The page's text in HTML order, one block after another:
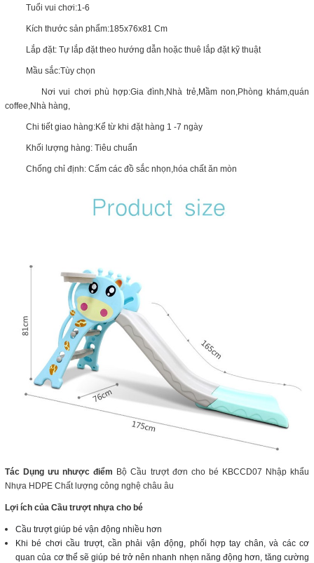
Tuổi vui chơi:1-6
Kích thước sản phẩm:185x76x81 Cm
Lắp đặt: Tự lắp đặt theo hướng dẫn hoặc thuê lắp đặt kỹ thuật
Mầu sắc:Tùy chọn
Nơi vui chơi phù hợp:Gia đình,Nhà trẻ,Mầm non,Phòng khám,quán
coffee,Nhà hàng,
Chi tiết giao hàng:Kể từ khi đặt hàng 1 -7 ngày
Khối lượng hàng: Tiêu chuẩn
Chống chỉ định: Cấm các đồ sắc nhọn,hóa chất ăn mòn
Tác Dụng ưu nhược điểm Bộ Cầu trượt đơn cho bé KBCCD07 Nhập khẩu
Nhựa HDPE Chất lượng công nghệ châu âu
Lợi ích của Cầu trượt nhựa cho bé
Cầu trượt giúp bé vận động nhiều hơn
Khi bé chơi cầu trượt, cần phải vận động, phối hợp tay chân, và các cơ
quan của cơ thể sẽ giúp bé trở nên nhanh nhẹn năng động hơn, tăng cường